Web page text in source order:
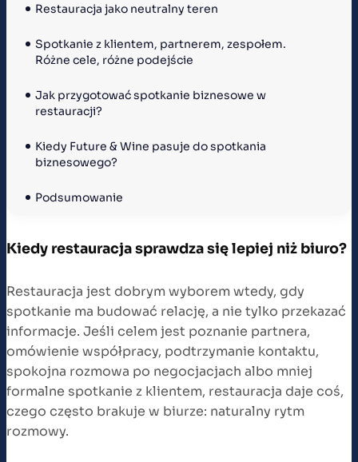
Restauracja jako neutralny teren
Spotkanie z klientem, partnerem, zespołem.
Różne cele, różne podejście
Jak przygotować spotkanie biznesowe w
restauracji?
Kiedy Future & Wine pasuje do spotkania
biznesowego?
Podsumowanie
Kiedy restauracja sprawdza się lepiej niż biuro?
Restauracja jest dobrym wyborem wtedy, gdy
spotkanie ma budować relację, a nie tylko przekazać
informacje. Jeśli celem jest poznanie partnera,
omówienie współpracy, podtrzymanie kontaktu,
spokojna rozmowa po negocjacjach albo mniej
formalne spotkanie z klientem, restauracja daje coś,
czego często brakuje w biurze: naturalny rytm
rozmowy.